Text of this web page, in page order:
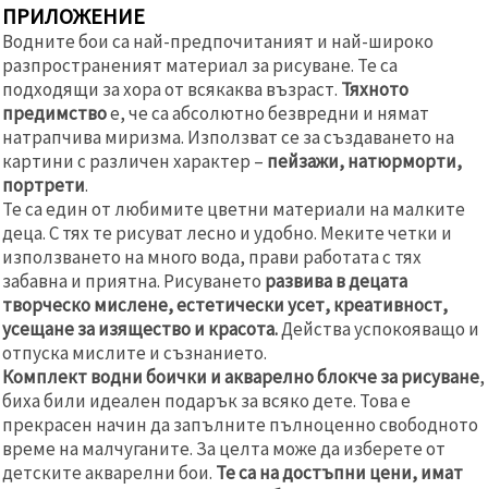
ПРИЛОЖЕНИЕ
Водните бои са най-предпочитаният и най-широко
разпространеният материал за рисуване. Те са
подходящи за хора от всякаква възраст. Тяхното
предимствое, че са абсолютно безвредни и нямат
натрапчива миризма. Използват се за създаването на
картини с различен характер – пейзажи, натюрморти,
портрети.
Те са един от любимите цветни материали на малките
деца. С тях те рисуват лесно и удобно. Меките четки и
използването на много вода, прави работата с тях
забавна и приятна. Рисуването развива в децата
творческо мислене, естетически усет, креативност,
усещане за изящество и красота.Действа успокояващо и
отпуска мислите и съзнанието.
Комплект водни боички и акварелно блокче за рисуване,
биха били идеален подарък за всяко дете. Това е
прекрасен начин да запълните пълноценно свободното
време на малчуганите. За целта може да изберете от
детските акварелни бои. Те са на достъпни цени, имат